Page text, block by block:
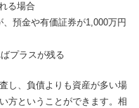
る場合
預金や有価証券が1,000万円
プラスが残る
し、負債よりも資産が多い場
方ということができます。相